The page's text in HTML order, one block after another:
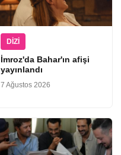
DIZI
İmroz'da Bahar'ın afişi
yayınlandı
7 Ağustos 2026